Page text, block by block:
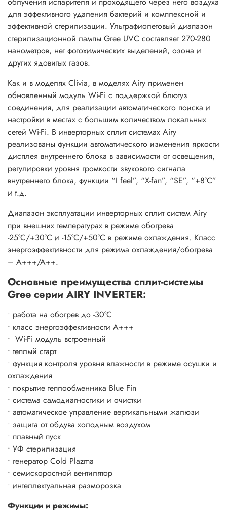
Основные преимущества сплит-системы
Gree серии AIRY INVERTER:
• работа на обогрев до -30°С
• класс энергоэффективности A+++
• теплый старт
• функция контроля уровня влажности в режиме осушки и
охлаждения
• покрытие теплообменника Blue Fin
• система самодиагностики и очистки
• автоматическое управление вертикальными жалюзи
• защита от обдува холодным воздухом
• плавный пуск
• УФ стерилизация
• генератор Cold Plazma
• интеллектуальная разморозка
Функции и режимы:
• Режим «Ночной» (sleep)
• Авторестарт
• Пульт ДУ с возможностью блокировки кнопок
• Фильтр «Механический (пластиковая сетка)»
• Фильтр «Многоступенчатый»
• Нагрев при низкой температуре наружного воздуха
• Охлаждение при низкой температуре наружного
воздуха
• Пульт ДУ с цветным дисплеем с часами
• Интеллектуальная разморозка
• Самодиагностика – контроль работы кондиционера
• Таймер
• Режим «Турбо»
• Фильтр «Угольный»
• Режим автоматического движения горизонтальных и
вертикальных жалюзи
• Возможность запуска при низком напряжении
для эффективного удаления бактерий и комплексной и
эффективной стерилизации. Ультрафиолетовый диапазон
стерилизационной лампы Gree UVC составляет 270-280
нанометров, нет фотохимических выделений, озона и
других ядовитых газов.
Как и в моделях Clivia, в моделях Airy применен
обновленный модуль Wi-Fi с поддержкой блютуз
соединения, для реализации автоматического поиска и
настройки в местах с большим количеством локальных
сетей Wi-Fi. В инверторных сплит системах Airy
реализованы функции автоматического изменения яркости
дисплея внутреннего блока в зависимости от освещения,
регулировки уровня громкости звукового сигнала
внутреннего блока, функции “I feel”, “X-fan”, “SE”, “+8°C”
и т.д.
Диапазон эксплуатации инверторных сплит систем Airy
при внешних температурах в режиме обогрева
-25°C/+30°C и -15°C/+50°C в режиме охлаждения. Класс
энергоэффективности для режима охлаждения/обогрева
– A+++/A++.
Основные преимущества сплит-системы
Gree серии AIRY INVERTER:
• работа на обогрев до -30°С
• класс энергоэффективности A+++
• Wi-Fi модуль встроенный
• теплый старт
• функция контроля уровня влажности в режиме осушки и
охлаждения
• покрытие теплообменника Blue Fin
• система самодиагностики и очистки
• автоматическое управление вертикальными жалюзи
• защита от обдува холодным воздухом
• плавный пуск
• УФ стерилизация
• генератор Cold Plazma
• семискоростной вентилятор
• интеллектуальная разморозка
Функции и режимы: